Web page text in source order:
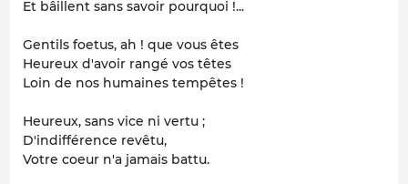
Et bâillent sans savoir pourquoi !...
Gentils foetus, ah ! que vous êtes
Heureux d'avoir rangé vos têtes
Loin de nos humaines tempêtes !
Heureux, sans vice ni vertu ;
D'indifférence revêtu,
Votre coeur n'a jamais battu.